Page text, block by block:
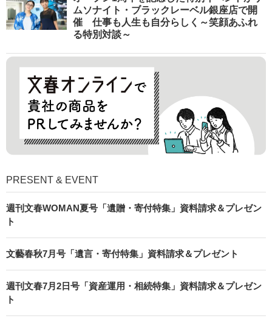
ムソナイト・ブラックレーベル銀座店で開
催 仕事も人生も自分らしく～笑顔あふれ
る特別対談～
PRESENT & EVENT
週刊文春WOMAN夏号「遺贈・寄付特集」資料請求＆プレゼン
ト
文藝春秋7月号「遺言・寄付特集」資料請求＆プレゼント
週刊文春7月2日号「資産運用・相続特集」資料請求＆プレゼン
ト